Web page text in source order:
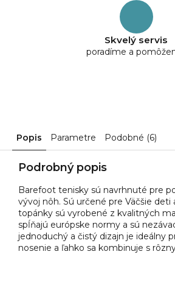
Skvelý servis
poradíme a
Popis Parametre Podobné (6)
Podrobný popis
Barefoot tenisky sú navrhnuté pre
vývoj nôh. Sú určené pre Väčšie deti
topánky sú vyrobené z kvalitných
spĺňajú európske normy a sú
jednoduchý a čistý dizajn je ideálny
nosenie a ľahko sa kombinuje s